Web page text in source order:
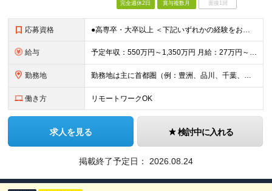
完全週休2日 賞与複数月 面接1回
応募資格 ●高専卒・大卒以上 ＜下記いずれかの経験をお持ちの方＞ ●基盤レイヤに関するシステム開発設計、構築に関わる実務経験をお持ちの方 ●上記ミッションを持つチームのマネジメント経験をお持ちの方 ※金融系シス
給与 予定年収：550万円～1,350万円 月給：27万円～68万円 ※詳細は面談時に説明があります ※経験・能力を十分に考慮のうえ当社規定により優遇 ※残業代は別途全額支給 ※専門業務型裁量労働制の場合あ
勤務地 勤務地は主に首都圏（例：豊洲、品川、千葉、横浜等） 【本社】 東京都江東区豊洲3-3-3 豊洲センタービル 変更の範囲：会社の定める事業所（リモートワーク含む）
働き方 リモートワークOK
求人を見る 検討中に入れる
掲載終了予定日： 2026.08.24